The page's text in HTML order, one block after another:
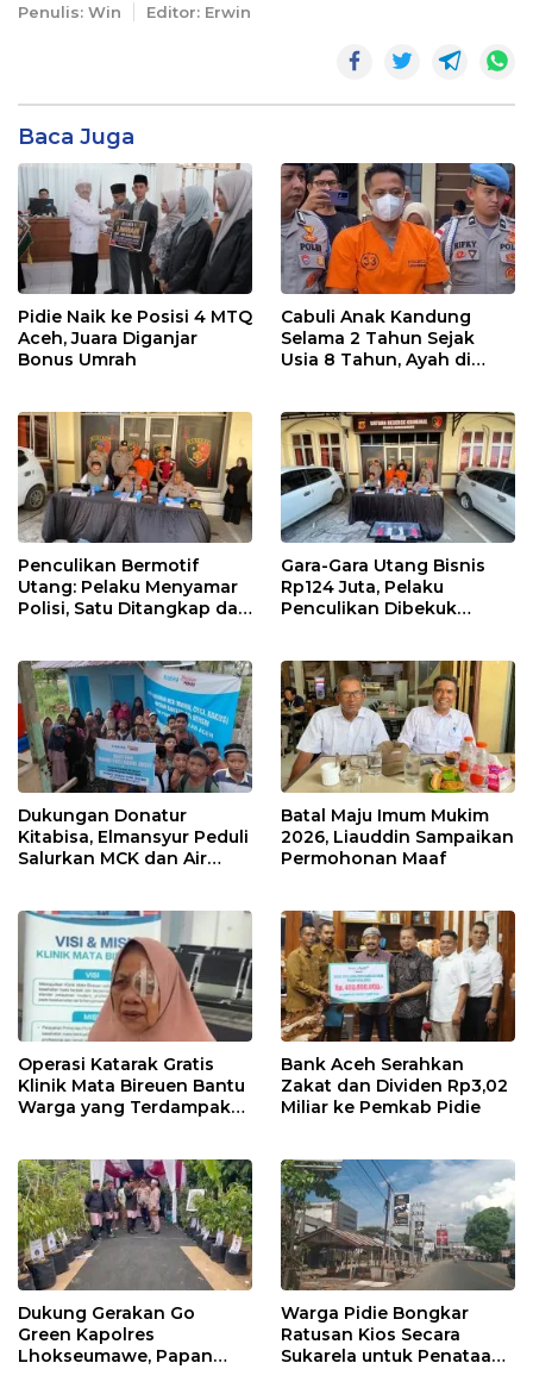
Penulis: Win Editor: Erwin
Baca Juga
Pidie Naik ke Posisi 4 MTQ
Aceh, Juara Diganjar
Bonus Umrah
Cabuli Anak Kandung
Selama 2 Tahun Sejak
Usia 8 Tahun, Ayah di
Penculikan Bermotif
Utang: Pelaku Menyamar
Polisi, Satu Ditangkap dan
Gara-Gara Utang Bisnis
Rp124 Juta, Pelaku
Penculikan Dibekuk
Dukungan Donatur
Kitabisa, Elmansyur Peduli
Salurkan MCK dan Air
Batal Maju Imum Mukim
2026, Liauddin Sampaikan
Permohonan Maaf
Operasi Katarak Gratis
Klinik Mata Bireuen Bantu
Warga yang Terdampak
Bank Aceh Serahkan
Zakat dan Dividen Rp3,02
Miliar ke Pemkab Pidie
Dukung Gerakan Go
Green Kapolres
Lhokseumawe, Papan
Warga Pidie Bongkar
Ratusan Kios Secara
Sukarela untuk Penataan